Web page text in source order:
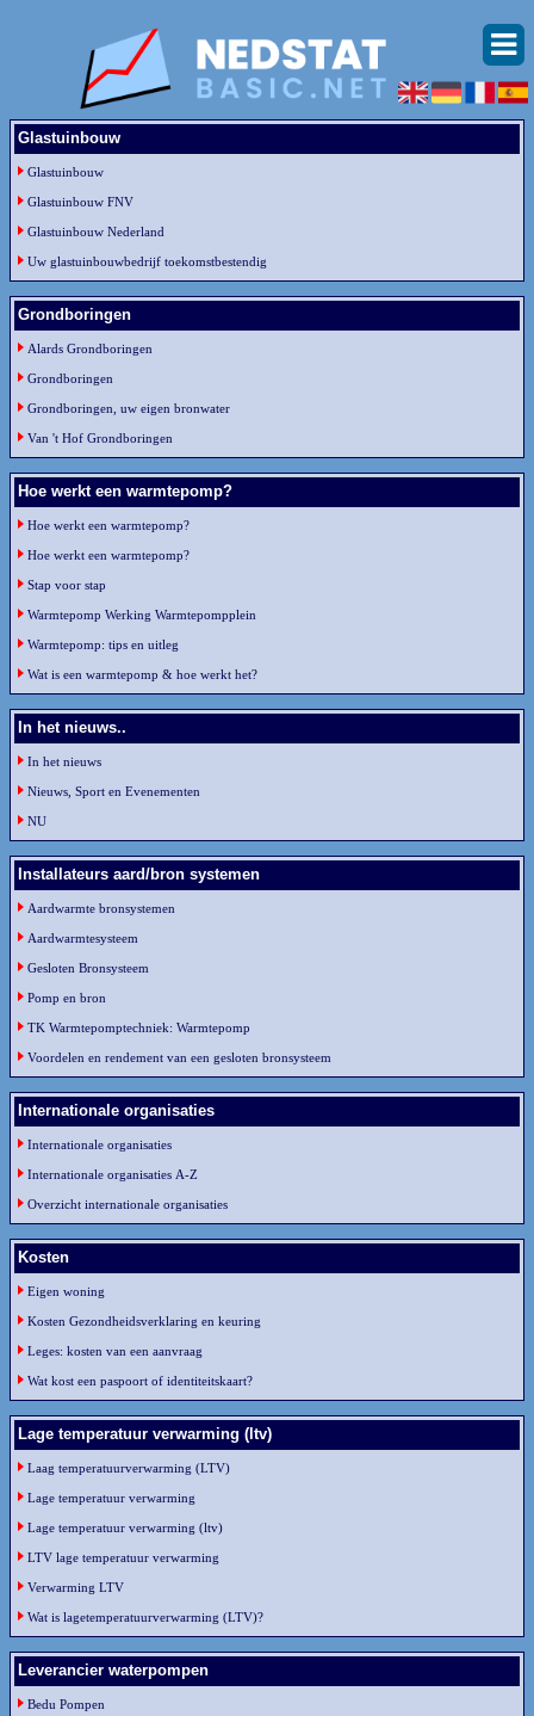
Glastuinbouw
Glastuinbouw
Glastuinbouw FNV
Glastuinbouw Nederland
Uw glastuinbouwbedrijf toekomstbestendig
Grondboringen
Alards Grondboringen
Grondboringen
Grondboringen, uw eigen bronwater
Van 't Hof Grondboringen
Hoe werkt een warmtepomp?
Hoe werkt een warmtepomp?
Hoe werkt een warmtepomp?
Stap voor stap
Warmtepomp Werking Warmtepompplein
Warmtepomp: tips en uitleg
Wat is een warmtepomp & hoe werkt het?
In het nieuws..
In het nieuws
Nieuws, Sport en Evenementen
NU
Installateurs aard/bron systemen
Aardwarmte bronsystemen
Aardwarmtesysteem
Gesloten Bronsysteem
Pomp en bron
TK Warmtepomptechniek: Warmtepomp
Voordelen en rendement van een gesloten bronsysteem
Internationale organisaties
Internationale organisaties
Internationale organisaties A-Z
Overzicht internationale organisaties
Kosten
Eigen woning
Kosten Gezondheidsverklaring en keuring
Leges: kosten van een aanvraag
Wat kost een paspoort of identiteitskaart?
Lage temperatuur verwarming (ltv)
Laag temperatuurverwarming (LTV)
Lage temperatuur verwarming
Lage temperatuur verwarming (ltv)
LTV lage temperatuur verwarming
Verwarming LTV
Wat is lagetemperatuurverwarming (LTV)?
Leverancier waterpompen
Bedu Pompen